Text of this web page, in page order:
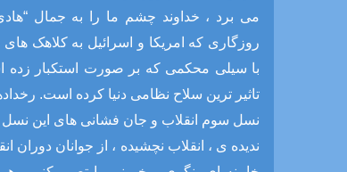
می برد ، خداوند چشم ما را به جمال
روزگاری که امریکا و اسرائیل به کلاهک
با سیلی محکمی که بر صورت استکبار
تاثیر ترین سلاح نظامی دنیا کرده است.
نسل سوم انقلاب و جان فشانی های این نسل
ندیده ی ، انقلاب نچشیده ، از جوانان دوران انقلاب ۵۷ هم انقلابی